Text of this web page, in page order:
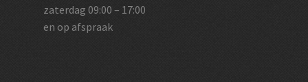
zaterdag 09:00 – 17:00
en op afspraak